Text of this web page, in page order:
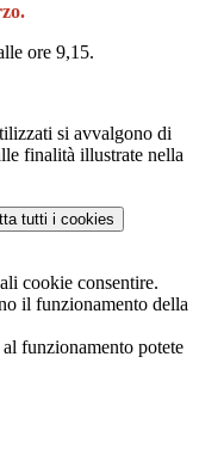
ore 9,15.
si avvalgono di
finalità illustrate nella
tutti i cookies
cookie consentire.
il funzionamento della
funzionamento potete